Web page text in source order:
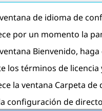
de idioma de
por un momento la
ventana Bienvenido, haga
los términos de licencia
la ventana Carpeta de
configuración de